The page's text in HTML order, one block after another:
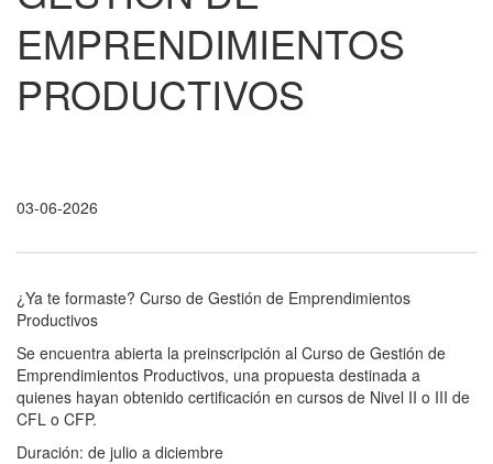
EMPRENDIMIENTOS
PRODUCTIVOS
03-06-2026
¿Ya te formaste? Curso de Gestión de Emprendimientos
Productivos
Se encuentra abierta la preinscripción al Curso de Gestión de
Emprendimientos Productivos, una propuesta destinada a
quienes hayan obtenido certificación en cursos de Nivel II o III de
CFL o CFP.
Duración: de julio a diciembre